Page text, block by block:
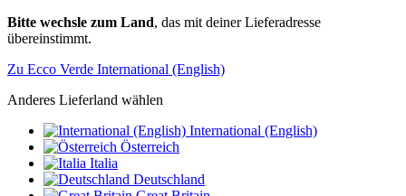
Bitte wechsle zum Land, das mit deiner Lieferadresse
übereinstimmt.
Zu Ecco Verde International (English)
Anderes Lieferland wählen
International (English)
Österreich
Italia
Deutschland